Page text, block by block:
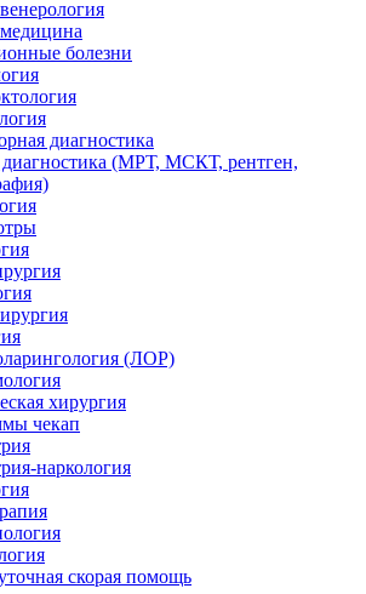
болезни
диагностика
диагностика (МРТ, МСКТ, рентген,
(ЛОР)
хирургия
чекап
наркология
скорая помощь